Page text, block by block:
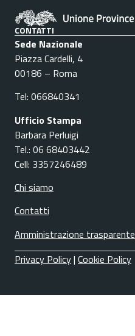
CONTATTI
Sede Nazionale
Piazza Cardelli, 4
00186 – Roma
Tel: 066840341
Ufficio Stampa
Barbara Perluigi
Tel.: 06 68403442
Cell: 3357246489
Chi siamo
Contatti
Amministrazione trasparente
Privacy Policy| Cookie Policy